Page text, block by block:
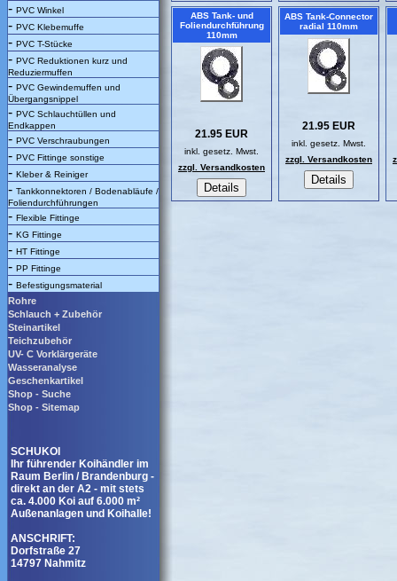
- PVC Winkel
- PVC Klebemuffe
- PVC T-Stücke
- PVC Reduktionen kurz und
Reduziermuffen
- PVC Gewindemuffen und
Übergangsnippel
- PVC Schlauchtüllen und
Endkappen
- PVC Verschraubungen
- PVC Fittinge sonstige
- Kleber & Reiniger
- Tankkonnektoren / Bodenabläufe /
Foliendurchführungen
- Flexible Fittinge
- KG Fittinge
- HT Fittinge
- PP Fittinge
- Befestigungsmaterial
Rohre
Schlauch + Zubehör
Steinartikel
Teichzubehör
UV- C Vorklärgeräte
Wasseranalyse
Geschenkartikel
Shop - Suche
Shop - Sitemap
SCHUKOI
Ihr führender Koihändler im
Raum Berlin / Brandenburg -
direkt an der A2 - mit stets
ca. 4.000 Koi auf 6.000 m²
Außenanlagen und Koihalle!
ANSCHRIFT:
Dorfstraße 27
14797 Nahmitz
ABS Tank- und
Foliendurchführung
110mm
21.95 EUR
inkl. gesetz. Mwst.
zzgl. Versandkosten
ABS Tank-Connector
radial 110mm
21.95 EUR
inkl. gesetz. Mwst.
zzgl. Versandkosten